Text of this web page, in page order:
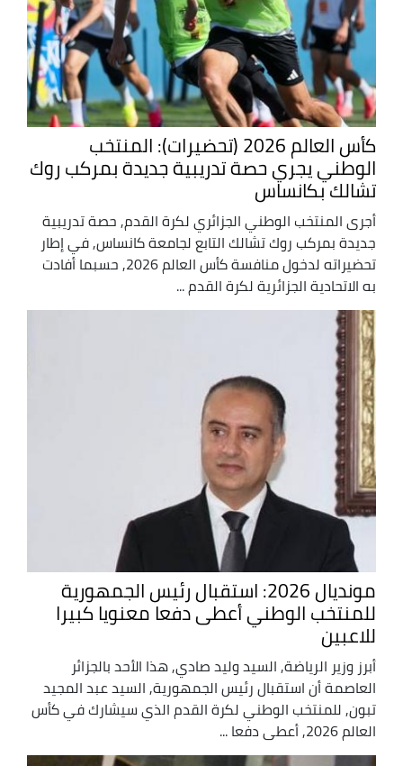
كأس العالم 2026 (تحضيرات): المنتخب
الوطني يجري حصة تدريبية جديدة بمركب روك
تشالك بكانساس
أجرى المنتخب الوطني الجزائري لكرة القدم, حصة تدريبية
جديدة بمركب روك تشالك التابع لجامعة كانساس, في إطار
تحضيراته لدخول منافسة كأس العالم 2026, حسبما أفادت
به الاتحادية الجزائرية لكرة القدم ...
مونديال 2026: استقبال رئيس الجمهورية
للمنتخب الوطني أعطى دفعا معنويا كبيرا
للاعبين
أبرز وزير الرياضة, السيد وليد صادي, هذا الأحد بالجزائر
العاصمة أن استقبال رئيس الجمهورية, السيد عبد المجيد
تبون, للمنتخب الوطني لكرة القدم الذي سيشارك في كأس
العالم 2026, أعطى دفعا ...